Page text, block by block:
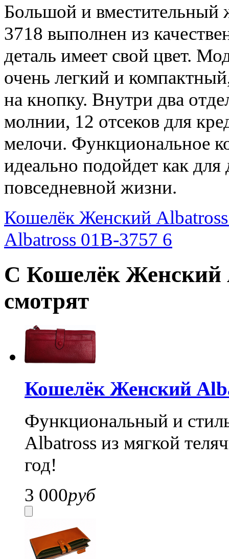
Большой и вместительный
3718 выполнен из
деталь имеет свой цвет.
очень легкий и
на кнопку. Внутри два
молнии, 12 отсеков для
мелочи. Функциональное
идеально подойдет как
повседневной жизни.
Кошелёк Женский
Albatross 01B-3757 6
С Кошелёк Женский
смотрят
Кошелёк Женский
Функциональный и
Albatross из мягкой
год!
3 000руб